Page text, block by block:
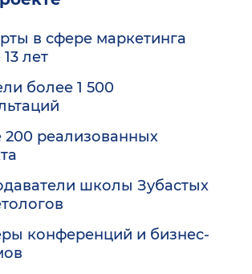
в сфере маркетинга
лет
более 1 500
200 реализованных
школы Зубастых
конференций и бизнес-